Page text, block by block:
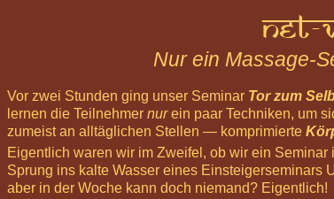
Net-
Nur ein Massage-
Vor zwei Stunden ging unser Seminar Tor zum
lernen die Teilnehmer nurein paar Techniken, um
zumeist an alltäglichen Stellen — komprimierte
Eigentlich waren wir im Zweifel, ob wir ein
Sprung ins kalte Wasser eines Einsteigerseminars
aber in der Woche kann doch niemand? Eigentlich!